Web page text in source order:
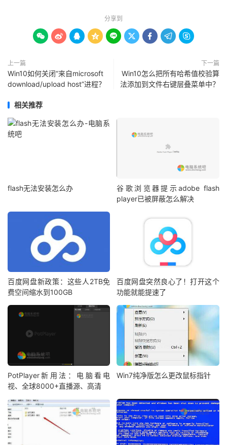
分享到
        
上一篇
Win10如何关闭“来自microsoft
download/upload host”进程？
下一篇
Win10怎么把所有哈希值校验算
法添加到文件右键层叠菜单中？
相关推荐
flash无法安装怎么办
谷歌浏览器提示adobe flash
player已被屏蔽怎么解决
百度网盘新政策：这些人2TB免
费空间缩水到100GB
百度网盘突然良心了！打开这个
功能就能提速了
PotPlayer新用法：电脑看电
视、全球8000+直播源、高清
Win7纯净版怎么更改鼠标指针